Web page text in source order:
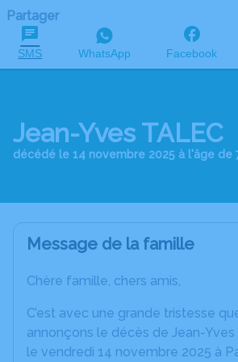
Partager
SMS WhatsApp Facebook
Jean-Yves TALEC
décédé le 14 novembre 2025 à l'âge de
Message de la famille
Chère famille, chers amis,
C’est avec une grande tristesse
annonçons le décès de Jean-Yves
le vendredi 14 novembre 2025 à